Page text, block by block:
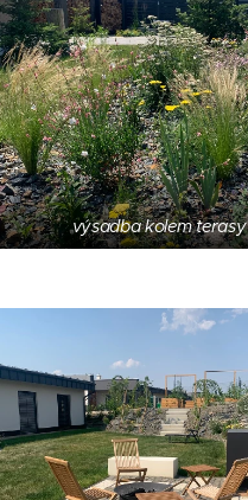
výsadba kolem terasy